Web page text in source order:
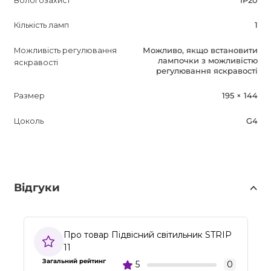
Кількість ламп 1
Можливість регулювання
яскравості
Можливо, якщо встановити
лампочки з можливістю
регулювання яскравості
Размер 195 × 144
Цоколь G4
Відгуки
Про товар Підвісний світильник STRIP
11
Загальний рейтинг 5
0